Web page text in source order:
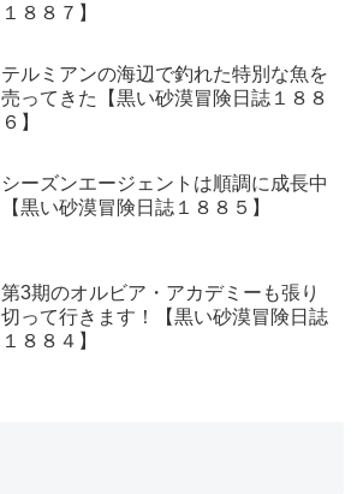
１８８７】
テルミアンの海辺で釣れた特別な魚を
売ってきた【黒い砂漠冒険日誌１８８
６】
シーズンエージェントは順調に成長中
【黒い砂漠冒険日誌１８８５】
第3期のオルビア・アカデミーも張り
切って行きます！【黒い砂漠冒険日誌
１８８４】